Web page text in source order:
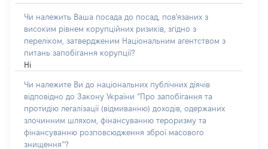
Чи належить Ваша посада до посад, пов'язаних з
високим рівнем корупційних ризиків, згідно з
переліком, затвердженим Національним агентством з
питань запобігання корупції?
Ні
Чи належите Ви до національних публічних діячів
відповідно до Закону України “Про запобігання та
протидію легалізації (відмиванню) доходів, одержаних
злочинним шляхом, фінансуванню тероризму та
фінансуванню розповсюдження зброї масового
знищення”?